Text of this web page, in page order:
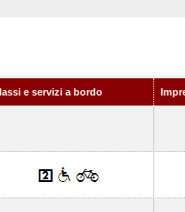
e servizi a bordo